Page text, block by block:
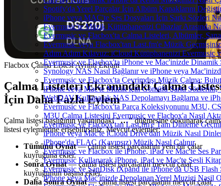
Spotify'da Yerel Parçalar İçin Albüm Kapaklarını
iPhone veya MAC'te Ses Dosyaları İçin Şarkı Sözleri
Evermusic'te Müzik Kütüphanenizi Cihazlar Arasında
Evermusic ve Flacbox'ta Çalma Listeleri, Albümler,
Evermusic veya Flacbox'tan Last.fm'e Müzik
Adım Adım Kılavuz: iCloud Kütüphanenizi Evermusic
Evermusic ve Flacbox'ta iPhone ve Mac'inizde Dinamik
Synology NAS Nasıl Bağlanır ve iPhone veya
Evermusic ve Flacbox'ta Çevrimdışı Müzik Çalma:
iPhone veya Mac'te Müzik için Gömülü Şarkı Sözlerini,
WebDAV Kullanarak NAS Depolamayı Bağlama ve
Evermusic ve Flacbox'ta Parça Koleksiyonunu M3U,
M3U Çalma Listesini Evermusic ve Flacbox'a Nasıl
Evermusic ve Flacbox'tan Last.fm'e Tam Dinleme
iPhone veya Mac'te iCloud Drive'dan Müzik Nasıl
iPhone'da FLAC (Kayıpsız) Müzik Nasıl Çalınır
Evermusic ve Flacbox ile iPhone, iPad ve Mac'te Ses
Evermusic Kullanarak iPhone, iPad ve Mac'te Sesli
Evermusic ve SanDisk iXpand ile iPhone'da USB Flash
iPhone veya Mac'inizde Depolanan Yerel Muzigi Nasil
Flacbox Çalma Listesi Ayrıntı Ekranı
Çalma Listeleri Ekranındaki Çalma
İçin Daha Fazla Eylem
Çalma listesi başlığının yakınındaki"…"düğmesine dokunarak
listesi eylemlerine erişebilirsiniz. Mevcut eylemler:
Tümünü Oynat— çalma listesi parçalarını yeni bir çalar
kuyruğuna ekler.
Sonra Oynat— çalma listesi parçalarını mevcut çalar
kuyruğunun başına ekler.
Daha Sonra Oynat— çalma listesi parçalarını mevcut çalar